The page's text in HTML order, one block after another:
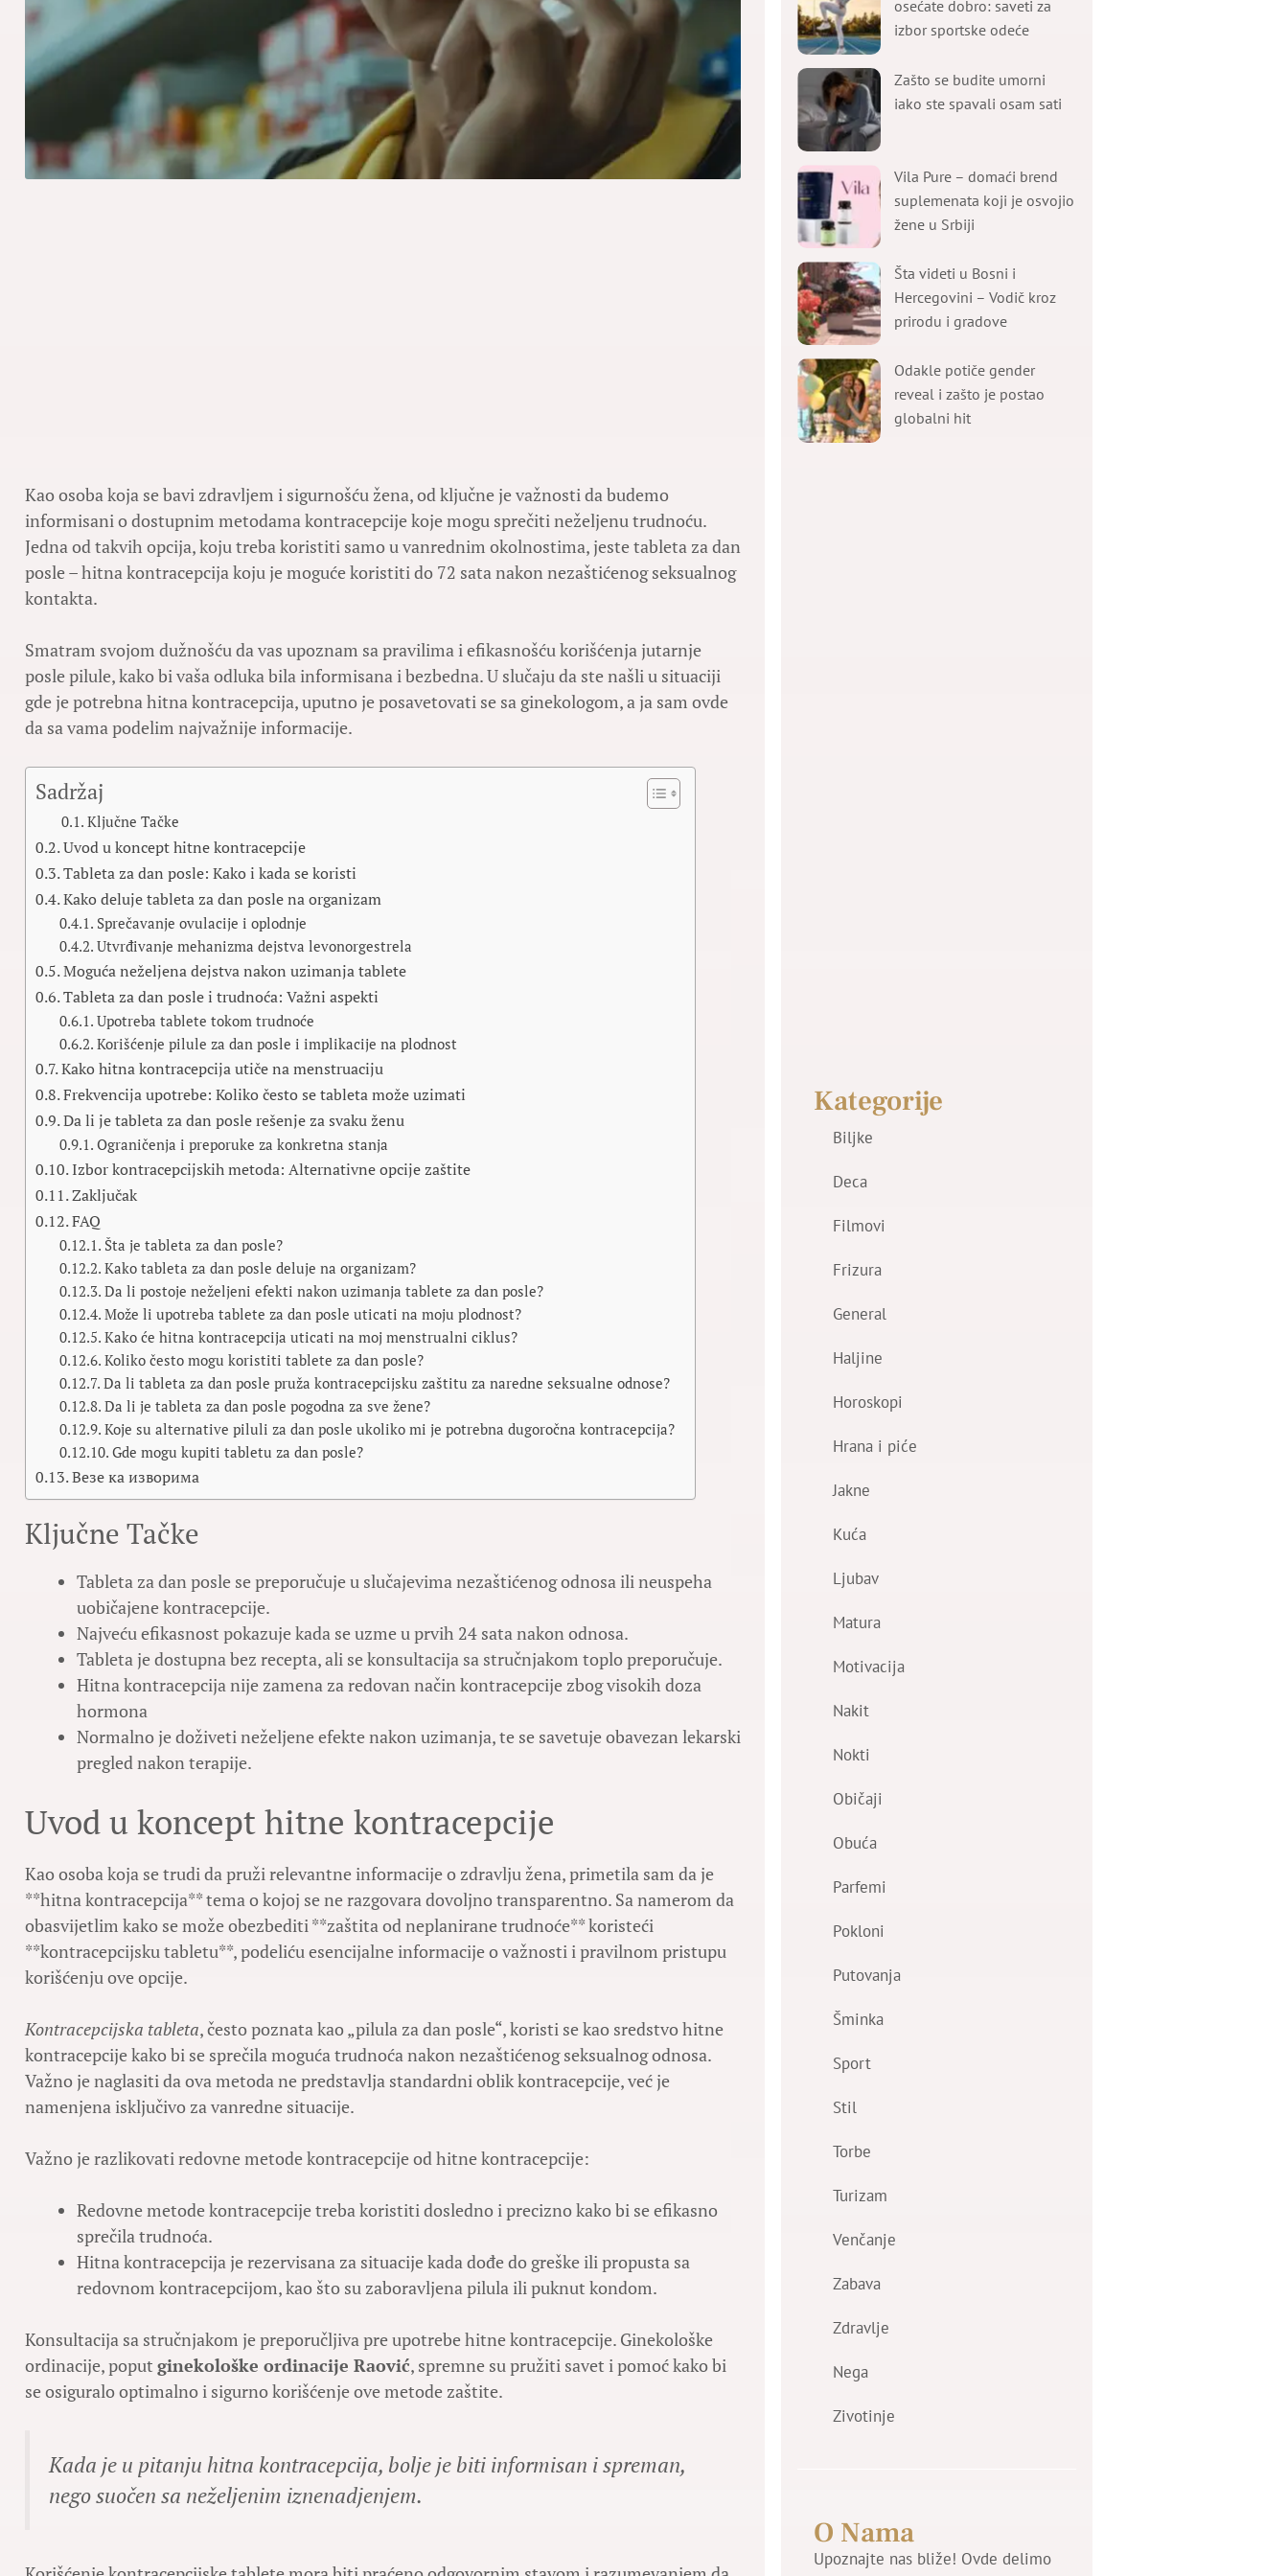
Kao osoba koja se bavi zdravljem i sigurnošću žena, od ključne je važnosti da budemo
informisani o dostupnim metodama kontracepcije koje mogu sprečiti neželjenu trudnoću.
Jedna od takvih opcija, koju treba koristiti samo u vanrednim okolnostima, jeste tableta za dan
posle – hitna kontracepcija koju je moguće koristiti do 72 sata nakon nezaštićenog seksualnog
kontakta.
Smatram svojom dužnošću da vas upoznam sa pravilima i efikasnošću korišćenja jutarnje
posle pilule, kako bi vaša odluka bila informisana i bezbedna. U slučaju da ste našli u situaciji
gde je potrebna hitna kontracepcija, uputno je posavetovati se sa ginekologom, a ja sam ovde
da sa vama podelim najvažnije informacije.
Sadržaj
Ključne Tačke
Uvod u koncept hitne kontracepcije
Tableta za dan posle: Kako i kada se koristi
Kako deluje tableta za dan posle na organizam
Sprečavanje ovulacije i oplodnje
Utvrđivanje mehanizma dejstva levonorgestrela
Moguća neželjena dejstva nakon uzimanja tablete
Tableta za dan posle i trudnoća: Važni aspekti
Upotreba tablete tokom trudnoće
Korišćenje pilule za dan posle i implikacije na plodnost
Kako hitna kontracepcija utiče na menstruaciju
Frekvencija upotrebe: Koliko često se tableta može uzimati
Da li je tableta za dan posle rešenje za svaku ženu
Ograničenja i preporuke za konkretna stanja
Izbor kontracepcijskih metoda: Alternativne opcije zaštite
Zaključak
FAQ
Šta je tableta za dan posle?
Kako tableta za dan posle deluje na organizam?
Da li postoje neželjeni efekti nakon uzimanja tablete za dan posle?
Može li upotreba tablete za dan posle uticati na moju plodnost?
Kako će hitna kontracepcija uticati na moj menstrualni ciklus?
Koliko često mogu koristiti tablete za dan posle?
Da li tableta za dan posle pruža kontracepcijsku zaštitu za naredne seksualne odnose?
Da li je tableta za dan posle pogodna za sve žene?
Koje su alternative piluli za dan posle ukoliko mi je potrebna dugoročna kontracepcija?
Gde mogu kupiti tabletu za dan posle?
Везе ка изворима
Ključne Tačke
Tableta za dan posle se preporučuje u slučajevima nezaštićenog odnosa ili neuspeha
uobičajene kontracepcije.
Najveću efikasnost pokazuje kada se uzme u prvih 24 sata nakon odnosa.
Tableta je dostupna bez recepta, ali se konsultacija sa stručnjakom toplo preporučuje.
Hitna kontracepcija nije zamena za redovan način kontracepcije zbog visokih doza
hormona
Normalno je doživeti neželjene efekte nakon uzimanja, te se savetuje obavezan lekarski
pregled nakon terapije.
Uvod u koncept hitne kontracepcije
Kao osoba koja se trudi da pruži relevantne informacije o zdravlju žena, primetila sam da je
**hitna kontracepcija** tema o kojoj se ne razgovara dovoljno transparentno. Sa namerom da
obasvijetlim kako se može obezbediti **zaštita od neplanirane trudnoće** koristeći
**kontracepcijsku tabletu**, podeliću esencijalne informacije o važnosti i pravilnom pristupu
korišćenju ove opcije.
Kontracepcijska tableta, često poznata kao „pilula za dan posle“, koristi se kao sredstvo hitne
kontracepcije kako bi se sprečila moguća trudnoća nakon nezaštićenog seksualnog odnosa.
Važno je naglasiti da ova metoda ne predstavlja standardni oblik kontracepcije, već je
namenjena isključivo za vanredne situacije.
Važno je razlikovati redovne metode kontracepcije od hitne kontracepcije:
Redovne metode kontracepcije treba koristiti dosledno i precizno kako bi se efikasno
sprečila trudnoća.
Hitna kontracepcija je rezervisana za situacije kada dođe do greške ili propusta sa
redovnom kontracepcijom, kao što su zaboravljena pilula ili puknut kondom.
Konsultacija sa stručnjakom je preporučljiva pre upotrebe hitne kontracepcije. Ginekološke
ordinacije, poput ginekološke ordinacije Raović, spremne su pružiti savet i pomoć kako bi
se osiguralo optimalno i sigurno korišćenje ove metode zaštite.
Kada je u pitanju hitna kontracepcija, bolje je biti informisan i spreman,
nego suočen sa neželjenim iznenadjenjem.
osećate dobro: saveti za
izbor sportske odeće
Zašto se budite umorni
iako ste spavali osam sati
Vila Pure – domaći brend
suplemenata koji je osvojio
žene u Srbiji
Šta videti u Bosni i
Hercegovini – Vodič kroz
prirodu i gradove
Odakle potiče gender
reveal i zašto je postao
globalni hit
Kategorije
Biljke
Deca
Filmovi
Frizura
General
Haljine
Horoskopi
Hrana i piće
Jakne
Kuća
Ljubav
Matura
Motivacija
Nakit
Nokti
Običaji
Obuća
Parfemi
Pokloni
Putovanja
Šminka
Sport
Stil
Torbe
Turizam
Venčanje
Zabava
Zdravlje
Nega
Zivotinje
O Nama
Upoznajte nas bliže! Ovde delimo